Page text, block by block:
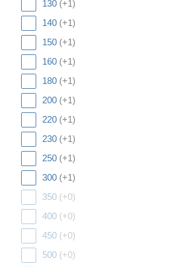
130 (+1)
140 (+1)
150 (+1)
160 (+1)
180 (+1)
200 (+1)
220 (+1)
230 (+1)
250 (+1)
300 (+1)
350 (+0)
400 (+0)
450 (+0)
500 (+0)